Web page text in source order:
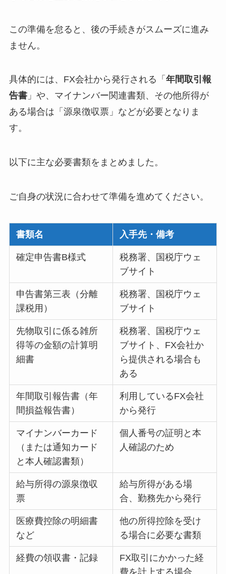
この準備を怠ると、後の手続きがスムーズに進み
ません。
具体的には、FX会社から発行される「 年間取引報
告書」や、マイナンバー関連書類、その他所得が
ある場合は「源泉徴収票」などが必要となりま
す。
以下に主な必要書類をまとめました。
ご自身の状況に合わせて準備を進めてください。
書類名 入手先・備考
確定申告書B様式
税務署、国税庁ウェ
ブサイト
申告書第三表（分離
課税用）
税務署、国税庁ウェ
ブサイト
先物取引に係る雑所
得等の金額の計算明
細書
税務署、国税庁ウェ
ブサイト、FX会社か
ら提供される場合も
ある
年間取引報告書（年
間損益報告書）
利用しているFX会社
から発行
マイナンバーカード
（または通知カード
と本人確認書類）
個人番号の証明と本
人確認のため
給与所得の源泉徴収
票
給与所得がある場
合、勤務先から発行
医療費控除の明細書
など
他の所得控除を受け
る場合に必要な書類
経費の領収書・記録
FX取引にかかった経
費を計上する場合